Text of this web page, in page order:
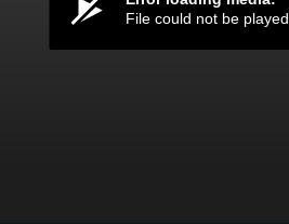
File could not be played